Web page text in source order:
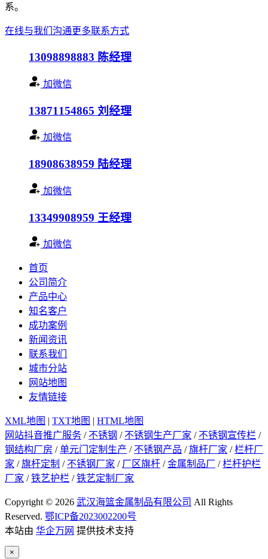
系。
在线与我们沟通更多联系方式
13098898883 陈经理
加微信
13871154865 刘经理
加微信
18908638959 陆经理
加微信
13349908959 王经理
加微信
首页
公司简介
产品中心
知名客户
成功案例
新闻资讯
联系我们
城市分站
网站地图
友情链接
XML地图 | TXT地图 | HTML地图
网站抖音推广服务 / 不锈钢 / 不锈钢生产厂家 / 不锈钢宣传栏 /
钢结构厂房 /单元门定制生产 / 不锈钢产品 /旗杆厂家 /栏杆厂
家 /旗杆定制 / 不锈钢厂家 / 厂区旗杆 /金属制品厂 /栏杆护栏
厂家 /铁艺护栏 /铁艺定制厂家
Copyright © 2026 武汉海篮金属制品有限公司 All Rights
Reserved. 鄂ICP备2023002200号
本站由 华企万网 提供技术支持
×